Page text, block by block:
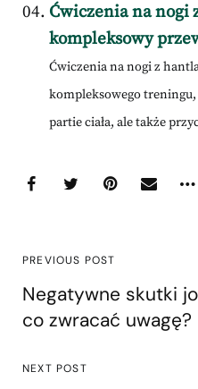
Ćwiczenia na nogi
kompleksowy
Ćwiczenia na nogi z
kompleksowego
partie ciała, ale także
PREVIOUS POST
Negatywne skutki
co zwracać uwagę?
NEXT POST